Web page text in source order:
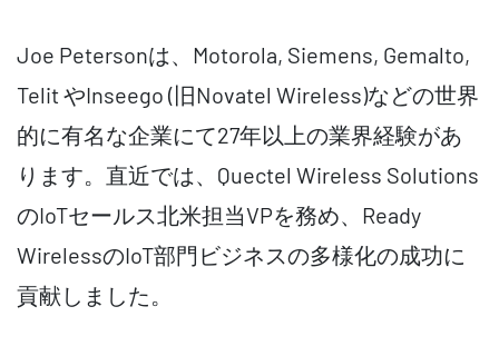
Joe Petersonは、Motorola, Siemens, Gemalto,
Telit やInseego (旧Novatel Wireless)などの世界
的に有名な企業にて27年以上の業界経験があ
ります。直近では、Quectel Wireless Solutions
のIoTセールス北米担当VPを務め、Ready
WirelessのIoT部門ビジネスの多様化の成功に
貢献しました。